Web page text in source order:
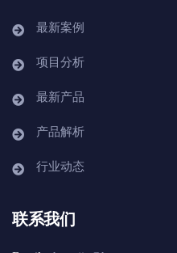
最新案例
项目分析
最新产品
产品解析
行业动态
联系我们